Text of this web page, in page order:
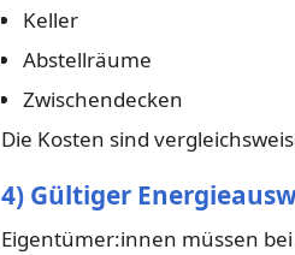
Keller
Abstellräume
Zwischendecken
Die Kosten sind
4) Gültiger
Eigentümer:innen müssen